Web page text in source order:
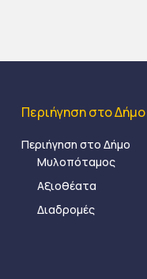
Περιήγηση στο Δήμο
Περιήγηση στο Δήμο
Μυλοπόταμος
Αξιοθέατα
Διαδρομές